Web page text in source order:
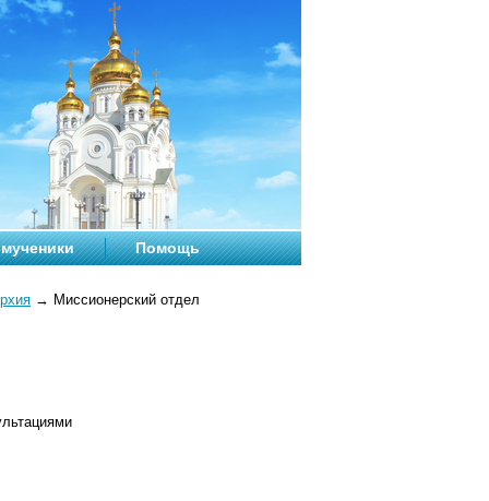
Помощь
→ Миссионерский отдел